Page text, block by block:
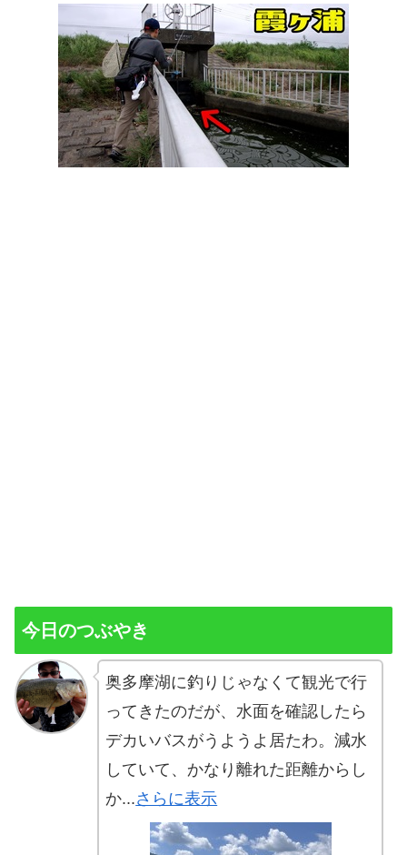
今日のつぶやき
奥多摩湖に釣りじゃなくて観光で行
ってきたのだが、水面を確認したら
デカいバスがうようよ居たわ。減水
していて、かなり離れた距離からし
か...さらに表示